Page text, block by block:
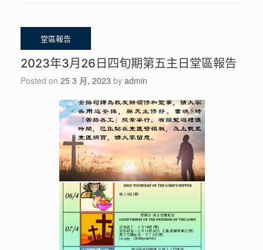
2023年3月26日四旬期第五主日堂區報告
Posted on 25 3 月, 2023 by admin